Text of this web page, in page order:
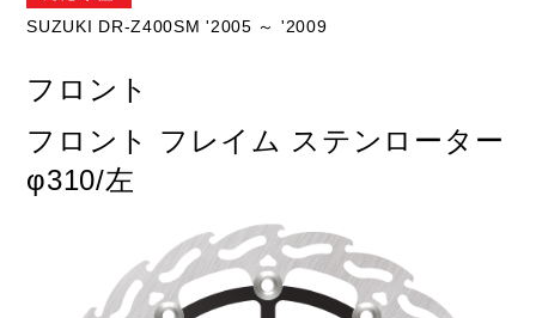
HONDA YAMAHA SUZUKI
KAWASAKI
DUCATI HUSQVANA KTM
MOTO GUZZI
閉じる
SUZUKI DR-Z400SM '2005 ～ '2009
フロント
フロント フレイム ステンローター
φ310/左